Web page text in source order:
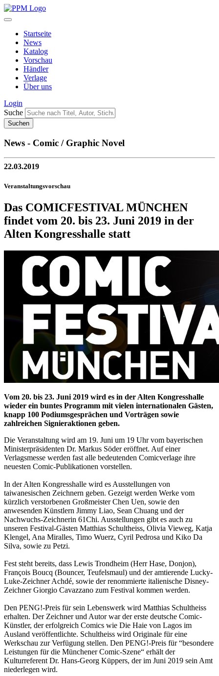
Startseite
News
Katalog
Vorschau
Händler
Verlage
Über uns
Login
Suche
News - Comic / Graphic Novel
22.03.2019
Veranstaltungsvorschau
Das COMICFESTIVAL MÜNCHEN
findet vom 20. bis 23. Juni 2019 in der
Alten Kongresshalle statt
Vom 20. bis 23. Juni 2019 wird es in der Alten Kongresshalle
wieder ein buntes Programm mit vielen internationalen Gästen,
knapp 100 Podiumsgesprächen und Vorträgen sowie
zahlreichen Signieraktionen geben.
Die Veranstaltung wird am 19. Juni um 19 Uhr vom bayerischen
Ministerpräsidenten Dr. Markus Söder eröffnet. Auf einer
Verlagsmesse werden fast alle bedeutenden Comicverlage ihre
neuesten Comic-Publikationen vorstellen.
In der Alten Kongresshalle wird es Ausstellungen von
taiwanesischen Zeichnern geben. Gezeigt werden Werke vom
kürzlich verstorbenen Großmeister Chen Uen, sowie den
anwesenden Künstlern Jimmy Liao, Sean Chuang und der
Nachwuchs-Zeichnerin 61Chi. Ausstellungen gibt es auch zu
unseren Festival-Gästen Matthias Schultheiss, Olivia Vieweg, Katja
Klengel, Ana Miralles, Timo Wuerz, Cyril Pedrosa und Kiko Da
Silva, sowie zu Petzi.
Fest steht bereits, dass Lewis Trondheim (Herr Hase, Donjon),
François Boucq (Bouncer, Teufelsmaul) und der amtierende Lucky-
Luke-Zeichner Achdé, sowie der renommierte italienische Disney-
Zeichner Giorgio Cavazzano zum Festival kommen werden.
Den PENG!-Preis für sein Lebenswerk wird Matthias Schultheiss
erhalten. Der Zeichner und Autor war der erste deutsche Comic-
Künstler, der erfolgreich Comics wie Die Haie von Lagos im
Ausland veröffentlichte. Schultheiss wird Originale für eine
Werkschau zur Verfügung stellen. Den PENG!-Preis für “besondere
Leistungen für die Münchener Comic-Szene“ erhält der
Kulturreferent Dr. Hans-Georg Küppers, der im Juni 2019 sein Amt
niederlegen wird.